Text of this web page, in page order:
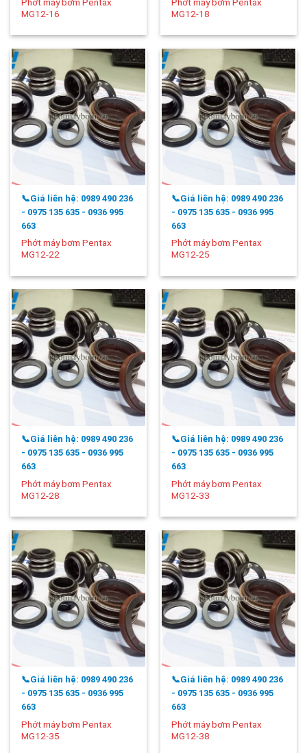
MG12-16
MG12-18
📞Giá liên hệ: 0989 490 236
- 0975 135 635 - 0936 995
663
Phớt máy bơm Pentax
MG12-22
📞Giá liên hệ: 0989 490 236
- 0975 135 635 - 0936 995
663
Phớt máy bơm Pentax
MG12-25
📞Giá liên hệ: 0989 490 236
- 0975 135 635 - 0936 995
663
Phớt máy bơm Pentax
MG12-28
📞Giá liên hệ: 0989 490 236
- 0975 135 635 - 0936 995
663
Phớt máy bơm Pentax
MG12-33
📞Giá liên hệ: 0989 490 236
- 0975 135 635 - 0936 995
663
Phớt máy bơm Pentax
MG12-35
📞Giá liên hệ: 0989 490 236
- 0975 135 635 - 0936 995
663
Phớt máy bơm Pentax
MG12-38